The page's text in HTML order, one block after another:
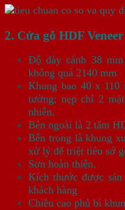
2. Cửa gỗ HDF Veneer
Độ dày cánh 38
không quá 2140 mm
Khung bao 40 x 110
tường; nẹp chỉ 2
nhiên.
Bên ngoài là 2 tấm
Bên trong là khung
xử lý để triệt tiêu sớ
Sơn hoàn thiện.
Kích thước được
khách hàng
Chiều cao phủ bì